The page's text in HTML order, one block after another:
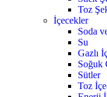
Toz
İçecekler
Soda
Su
Gazlı
Soğuk
Sütler
Toz